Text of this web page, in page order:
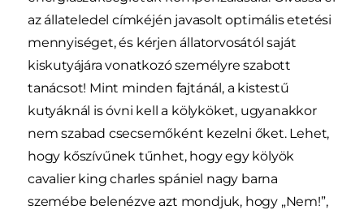
az állateledel címkéjén javasolt optimális etetési
mennyiséget, és kérjen állatorvosától saját
kiskutyájára vonatkozó személyre szabott
tanácsot! Mint minden fajtánál, a kistestű
kutyáknál is óvni kell a kölyköket, ugyanakkor
nem szabad csecsemőként kezelni őket. Lehet,
hogy kőszívűnek tűnhet, hogy egy kölyök
cavalier king charles spániel nagy barna
szemébe belenézve azt mondjuk, hogy „Nem!”,